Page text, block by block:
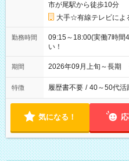
市が尾駅から徒歩10分
大手☆有線テレビによ
勤務時間
09:15～18:00(実働7時
い！
期間 2026年09月上旬～長期
特徴 履歴書不要 / 40～50代活
気になる！